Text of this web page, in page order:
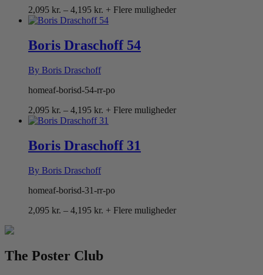
2,095 kr. – 4,195 kr. Prisinterval:
2,095 kr.
4,195 kr.
+ Flere muligheder
Boris Draschoff 54
By Boris Draschoff
homeaf-borisd-54-rr-po
2,095 kr. – 4,195 kr. Prisinterval:
2,095 kr.
4,195 kr.
+ Flere muligheder
Boris Draschoff 31
By Boris Draschoff
homeaf-borisd-31-rr-po
2,095 kr. – 4,195 kr. Prisinterval:
+ Flere muligheder
The Poster Club